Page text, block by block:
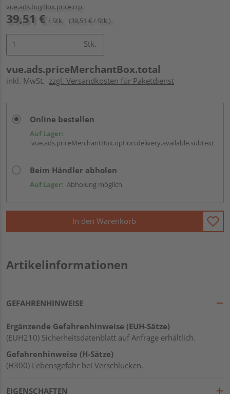
vue.ads.buyBox.price.rrp
39,51 € / Stk. (39,51 € / Stk.)
Stk.
vue.ads.priceMerchantBox.total
inkl. MwSt. zzgl. Versandkosten für Paketdienst
Online bestellen
Auf Lager:
vue.ads.priceMerchantBox.option.delivery.available.subtext
Beim Händler abholen
Auf Lager: Abholung möglich
In den Warenkorb
Artikelinformationen
GEFAHRENHINWEISE
Ergänzende Gefahrenhinweise (EUH-Sätze)
(EUH210) Sicherheitsdatenblatt auf Anfrage erhältlich.
Gefahrenhinweise (H-Sätze)
(H300) Lebensgefahr bei Verschlucken.
EIGENSCHAFTEN